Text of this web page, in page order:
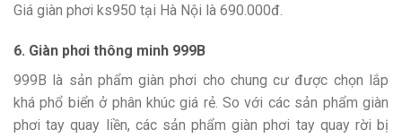
Giá giàn phơi ks950 tại Hà Nội là 690.000đ.
6. Giàn phơi thông minh 999B
999B là sản phẩm giàn phơi cho chung cư được chọn lắp
khá phổ biển ở phân khúc giá rẻ. So với các sản phẩm giàn
phơi tay quay liền, các sản phẩm giàn phơi tay quay rời bị